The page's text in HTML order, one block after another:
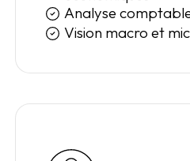
Analyse
Vision macro et